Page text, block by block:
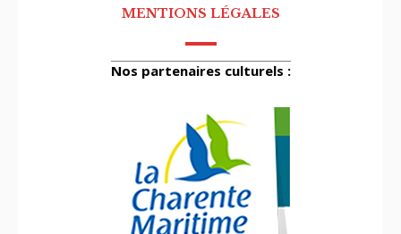
MENTIONS LÉGALES
Nos partenaires culturels :